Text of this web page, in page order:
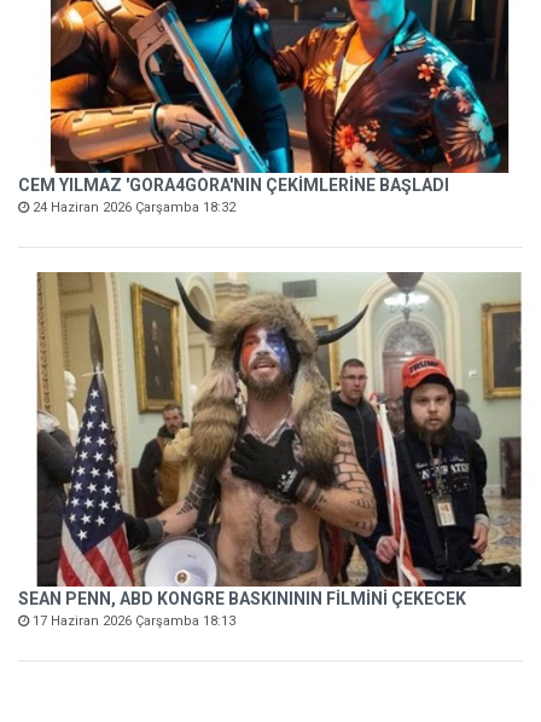
CEM YILMAZ 'GORA4GORA'NIN ÇEKİMLERİNE BAŞLADI
24 Haziran 2026 Çarşamba 18:32
SEAN PENN, ABD KONGRE BASKINININ FİLMİNİ ÇEKECEK
17 Haziran 2026 Çarşamba 18:13